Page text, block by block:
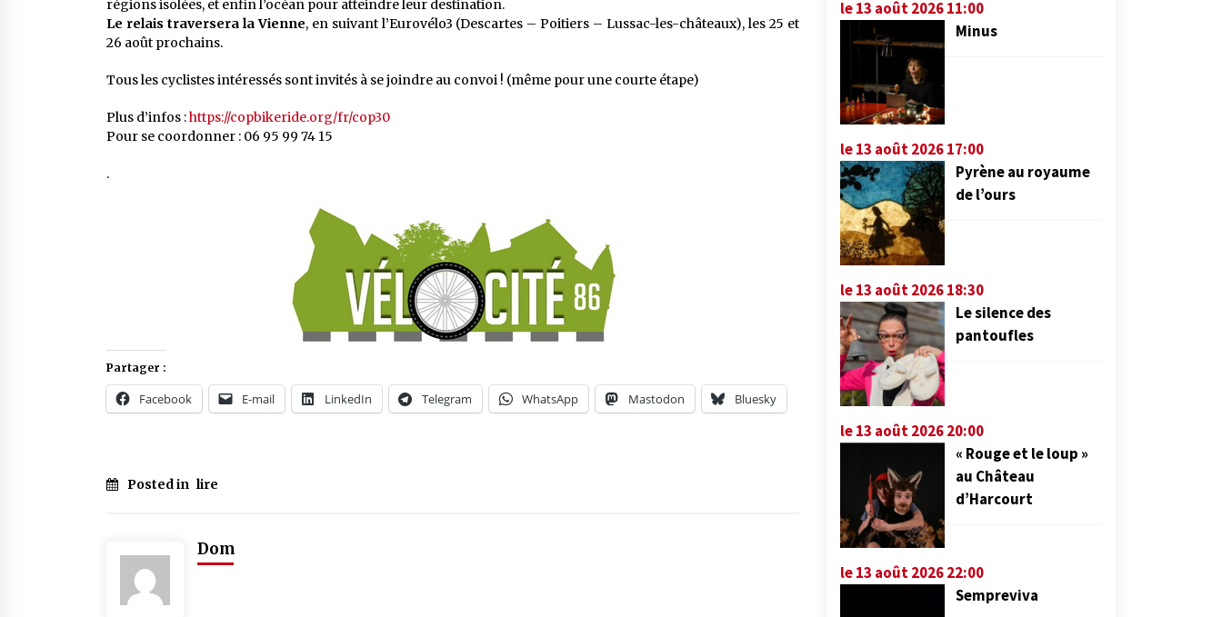
régions isolées, et enfin l’océan pour atteindre leur destination.
Le relais traversera la Vienne, en suivant l’Eurovélo3 (Descartes – Poitiers – Lussac-les-châteaux), les 25 et
26 août prochains.
Tous les cyclistes intéressés sont invités à se joindre au convoi ! (même pour une courte étape)
Plus d’infos :https://copbikeride.org/fr/cop30
Pour se coordonner : 06 95 99 74 15
.
Partager :
Facebook E-mail LinkedIn Telegram WhatsApp Mastodon Bluesky
Posted in lire
Dom
le 13 août 2026 11:00
Minus
le 13 août 2026 17:00
Pyrène au royaume
de l’ours
le 13 août 2026 18:30
Le silence des
pantoufles
le 13 août 2026 20:00
« Rouge et le loup »
au Château
d’Harcourt
le 13 août 2026 22:00
Sempreviva